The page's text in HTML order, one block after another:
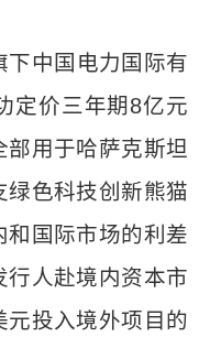
下中国电力国际有
定价三年期8亿元
部用于哈萨克斯坦
绿色科技创新熊猫
和国际市场的利差
行人赴境内资本市
投入境外项目的